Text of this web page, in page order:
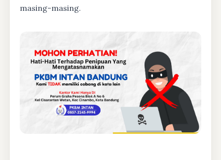
masing-masing.